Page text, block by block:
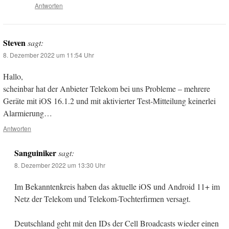
Antworten
Stevensagt:
8. Dezember 2022 um 11:54 Uhr
Hallo,
scheinbar hat der Anbieter Telekom bei uns Probleme – mehrere
Geräte mit iOS 16.1.2 und mit aktivierter Test-Mitteilung keinerlei
Alarmierung…
Antworten
Sanguiniker sagt:
8. Dezember 2022 um 13:30 Uhr
Im Bekanntenkreis haben das aktuelle iOS und Android 11+ im
Netz der Telekom und Telekom-Tochterfirmen versagt.
Deutschland geht mit den IDs der Cell Broadcasts wieder einen